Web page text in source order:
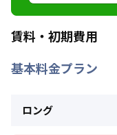
駐車場
次回更新日
情報更新日
特典内容
賃料を30％OFF
ンペーンとの併
賃料・初期費用
基本料金プラン
ロング